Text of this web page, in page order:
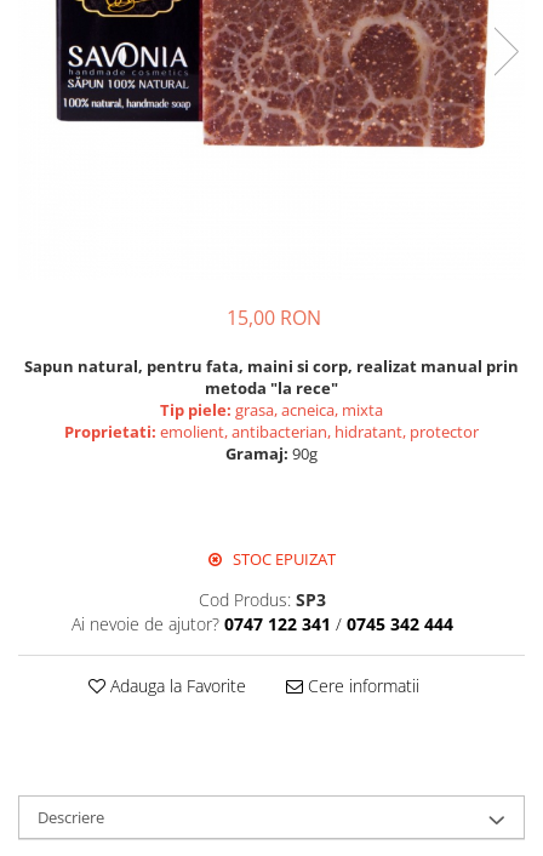
Fructe si legume deshidratate
Zacusca
Uleiuri si Unturi de Corp
Remedii naturiste
15,00 RON
Sapun natural, pentru fata, maini si corp, realizat manual prin
metoda "la rece"
Tip piele: grasa, acneica, mixta
Proprietati: emolient, antibacterian, hidratant, protector
Gramaj: 90g
STOC EPUIZAT
Cod Produs: SP3
Ai nevoie de ajutor? 0747 122 341 / 0745 342 444
Adauga la Favorite Cere informatii
Descriere